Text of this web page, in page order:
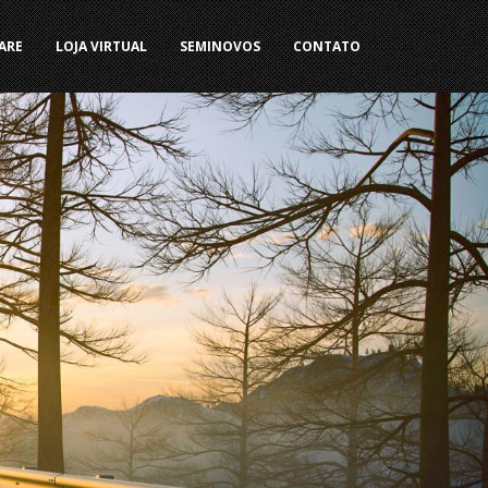
LOJA VIRTUAL SEMINOVOS CONTATO